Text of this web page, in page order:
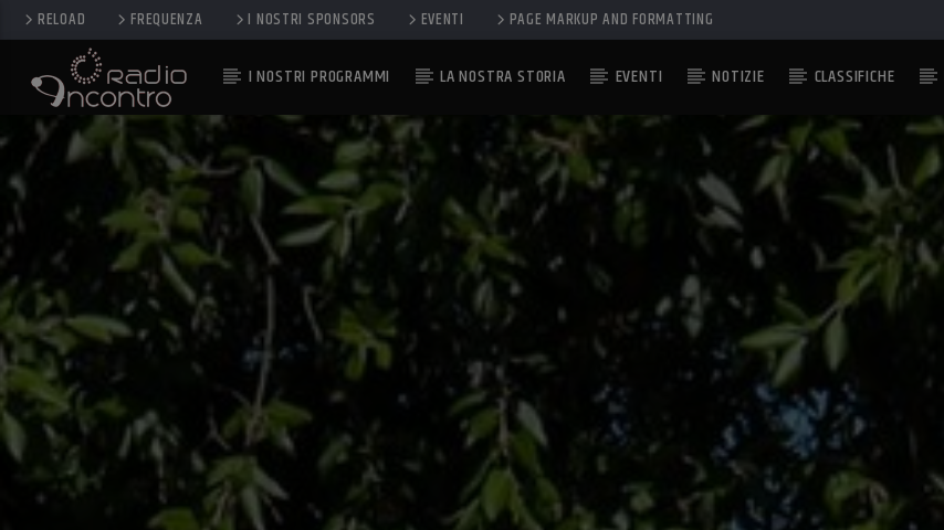
RELOAD FREQUENZA I NOSTRI SPONSORS EVENTI PAGE MARKUP AND FORMATTING
I NOSTRI PROGRAMMI LA NOSTRA STORIA EVENTI NOTIZIE CLASSIFICHE